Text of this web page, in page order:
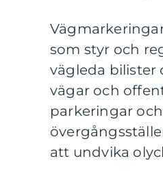
som styr och
vägleda bilister
vägar och
parkeringar
att undvika